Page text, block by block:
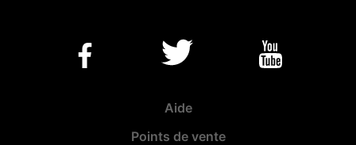
Aide
Points de vente